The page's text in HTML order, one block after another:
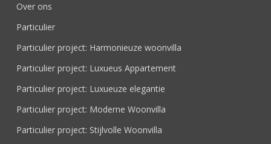
Over ons
Particulier
Particulier project: Harmonieuze woonvilla
Particulier project: Luxueus Appartement
Particulier project: Luxueuze elegantie
Particulier project: Moderne Woonvilla
Particulier project: Stijlvolle Woonvilla